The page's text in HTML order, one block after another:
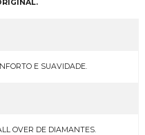
E SUAVIDADE.
OVER DE DIAMANTES.